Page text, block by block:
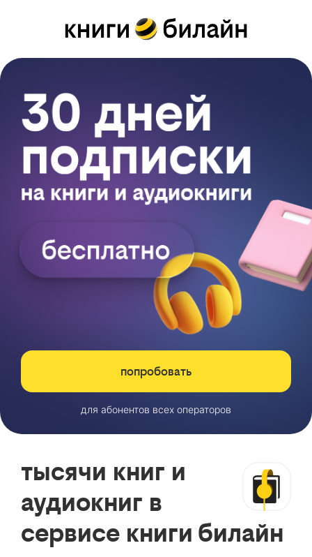
попробовать
для абонентов всех операторов
тысячи книг и
аудиокниг в
сервисе книги билайн